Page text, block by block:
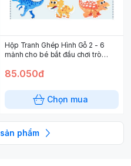
Hộp Tranh Ghép Hình Gỗ 2 - 6
mảnh cho bé bắt đầu chơi trò
85.050đ
Chọn mua
sản phẩm